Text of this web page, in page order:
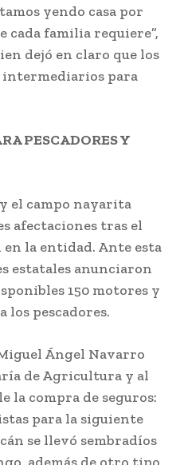
yendo casa por
cada familia requiere”,
dejó en claro que los
para
PESCADORES Y
el campo nayarita
afectaciones tras el
la entidad. Ante esta
estatales anunciaron
150 motores y
los pescadores.
Ángel Navarro
de Agricultura y al
la compra de seguros:
para la siguiente
se llevó sembradíos